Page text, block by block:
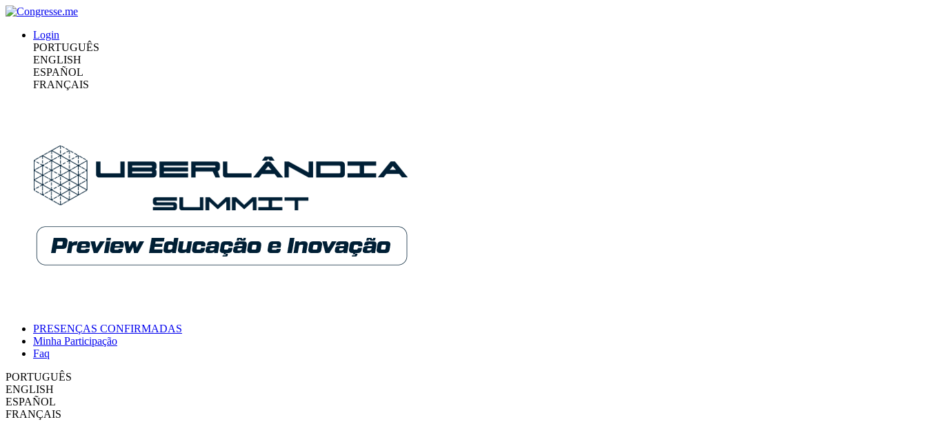
Login
PORTUGUÊS
ENGLISH
ESPAÑOL
FRANÇAIS
PRESENÇAS CONFIRMADAS
Minha Participação
Faq
PORTUGUÊS
ENGLISH
ESPAÑOL
FRANÇAIS